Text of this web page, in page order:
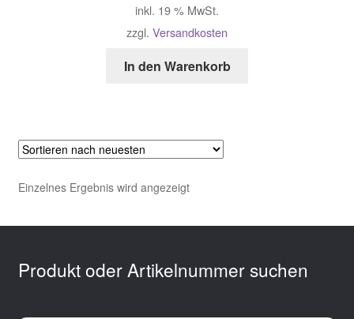
inkl. 19 % MwSt.
zzgl. Versandkosten
In den Warenkorb
Einzelnes Ergebnis wird angezeigt
Produkt oder Artikelnummer suchen